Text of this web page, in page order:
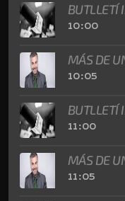
BUTLLETÍ
10:00
MÁS DE
10:05
BUTLLETÍ
11:00
MÁS DE
11:05